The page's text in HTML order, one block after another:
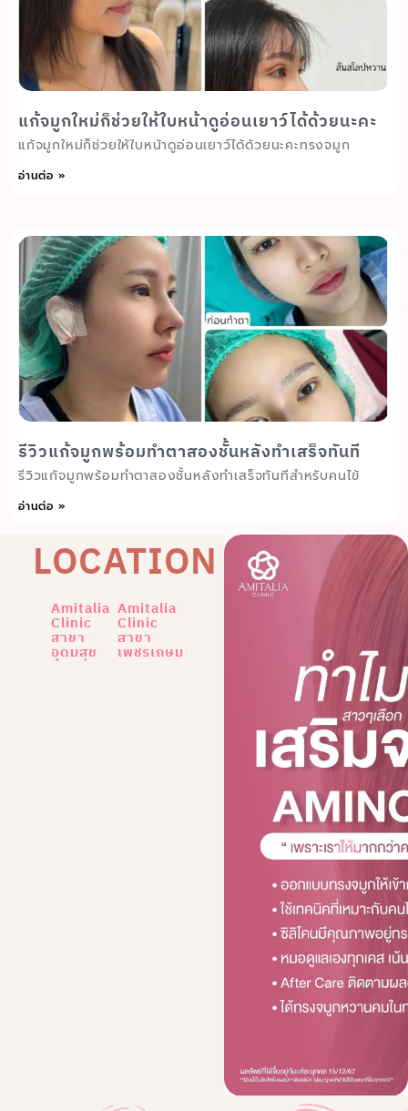
แก้จมูกใหม่ก็ช่วยให้ใบหน้าดูอ่อนเยาว์ได้ด้วยนะคะ
แก้จมูกใหม่ก็ช่วยให้ใบหน้าดูอ่อนเยาว์ได้ด้วยนะคะทรงจมูก
อ่านต่อ »
รีวิวแก้จมูกพร้อมทำตาสองชั้นหลังทำเสร็จทันที
รีวิวแก้จมูกพร้อมทำตาสองชั้นหลังทำเสร็จทันทีสำหรับคนไข้
อ่านต่อ »
LOCATION
Amitalia
Clinic
สาขา
อุดมสุข
Amitalia
Clinic
สาขา
เพชรเกษม